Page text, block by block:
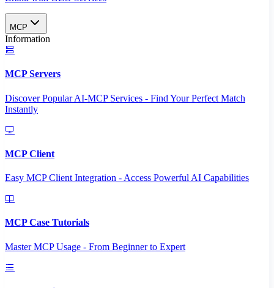
MCP
Information
MCP Servers
Discover Popular AI-MCP Services - Find Your Perfect Match
Instantly
MCP Client
Easy MCP Client Integration - Access Powerful AI Capabilities
MCP Case Tutorials
Master MCP Usage - From Beginner to Expert